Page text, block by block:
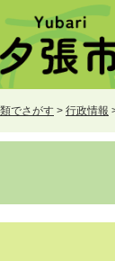
でさがす > 行政情報